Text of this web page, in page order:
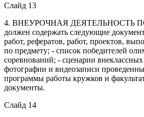
Слайд 13
4. ВНЕУРОЧНАЯ ДЕЯТЕЛЬНОСТЬ
должен содержать следующие
работ, рефератов, работ, проектов,
по предмету; - список победителей
соревнований; - сценарии
фотографии и видеозаписи
программы работы кружков и
документы.
Слайд 14